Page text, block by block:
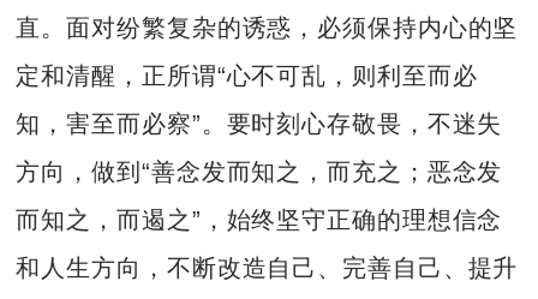
直。面对纷繁复杂的诱惑，必须保持内心的坚
定和清醒，正所谓“心不可乱，则利至而必
知，害至而必察”。要时刻心存敬畏，不迷失
方向，做到“善念发而知之，而充之；恶念发
而知之，而遏之”，始终坚守正确的理想信念
和人生方向，不断改造自己、完善自己、提升